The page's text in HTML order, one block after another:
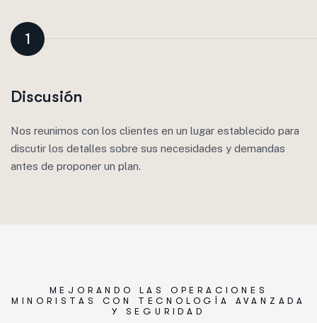
1
Discusión
Nos reunimos con los clientes en un lugar establecido para
discutir los detalles sobre sus necesidades y demandas
antes de proponer un plan.
MEJORANDO LAS OPERACIONES
MINORISTAS CON TECNOLOGÍA AVANZADA
Y SEGURIDAD